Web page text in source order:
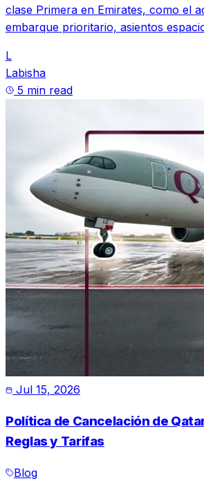
clase Primera en Emirates, como el
embarque prioritario, asientos
L
Labisha
5 min read
Jul 15, 2026
Política de Cancelación de
Reglas y Tarifas
Blog